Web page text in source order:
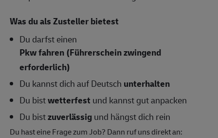
Was du als Zusteller bietest
Du darfst einen
Pkw fahren (Führerschein zwingend
erforderlich)
Du kannst dich auf Deutsch unterhalten
Du bistwetterfest und kannst gut anpacken
Du bistzuverlässigund hängst dich rein
Du hast eine Frage zum Job? Dann ruf uns direkt an: